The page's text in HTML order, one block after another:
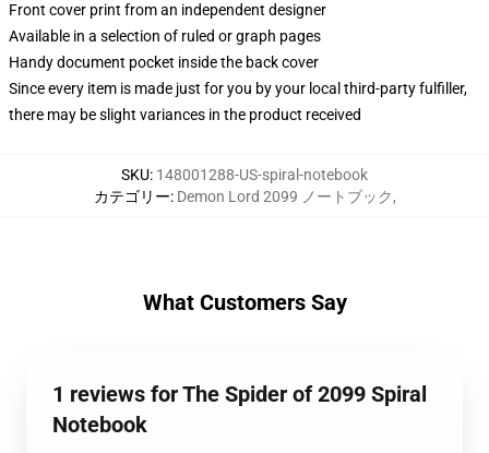
Front cover print from an independent designer
Available in a selection of ruled or graph pages
Handy document pocket inside the back cover
Since every item is made just for you by your local third-party fulfiller,
there may be slight variances in the product received
SKU: 148001288-US-spiral-notebook
カテゴリー: Demon Lord 2099 ノートブック,
What Customers Say
1 reviews for The Spider of 2099 Spiral
Notebook